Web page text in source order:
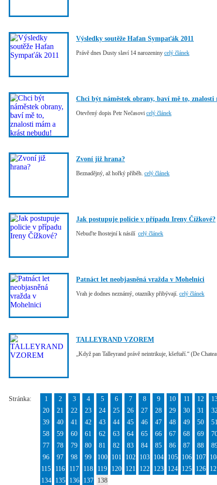
Výsledky soutěže Hafan Sympaťák 2011
Právě dnes Dusty slaví 14 narozeniny celý článek
Chci být náměstek obrany, baví mě to,
Otevřený dopis Petr Nečasovi celý článek
Zvoní již hrana?
Beznadějný, až hořký příběh. celý článek
Jak postupuje policie v případu Ireny Čížkové?
Nebuďte lhostejní k násilí celý článek
Patnáct let neobjasněná vražda v Mohelnici
Vrah je dodnes neznámý, otazníky přibývají. celý článek
TALLEYRAND VZOREM
„Když pan Talleyrand právě neintrikuje, kšeftaří.“ (De
Stránka: 1 2 3 4 5 6 7 8 9 10 11 12
20
21 22 23 24 25 26 27 28 29 30 31
39
40 41 42 43 44 45 46 47 48 49 50
58
59 60 61 62 63 64 65 66 67 68 69
77
78 79 80 81 82 83 84 85 86 87 88
96
97 98 99 100 101 102 103 104 105 106 107
115
116 117 118 119 120 121 122 123 124 125 126
134
135 136 137 138